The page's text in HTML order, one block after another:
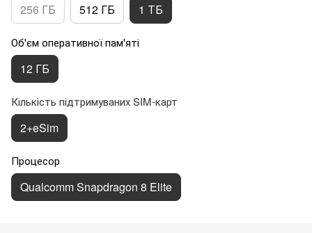
256 ГБ 512 ГБ 1 ТБ
Об'єм оперативної пам'яті
12 ГБ
Кількість підтримуваних SIM-карт
2+eSim
Процесор
Qualcomm Snapdragon 8 Elite